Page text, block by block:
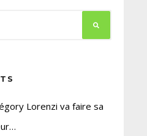
Lorenzi va faire sa